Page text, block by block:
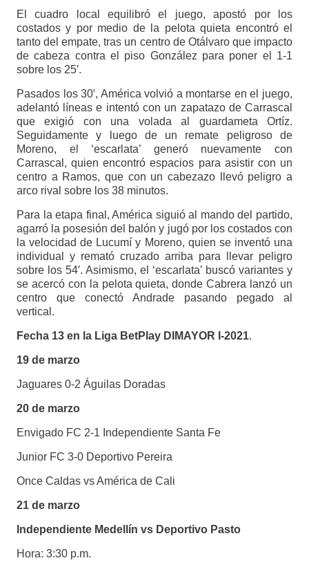
El cuadro local equilibró el juego, apostó por los
costados y por medio de la pelota quieta encontró el
tanto del empate, tras un centro de Otálvaro que impacto
de cabeza contra el piso González para poner el 1-1
sobre los 25′.
Pasados los 30′, América volvió a montarse en el juego,
adelantó líneas e intentó con un zapatazo de Carrascal
que exigió con una volada al guardameta Ortíz.
Seguidamente y luego de un remate peligroso de
Moreno, el ‘escarlata’ generó nuevamente con
Carrascal, quien encontró espacios para asistir con un
centro a Ramos, que con un cabezazo llevó peligro a
arco rival sobre los 38 minutos.
Para la etapa final, América siguió al mando del partido,
agarró la posesión del balón y jugó por los costados con
la velocidad de Lucumí y Moreno, quien se inventó una
individual y remató cruzado arriba para llevar peligro
sobre los 54′. Asimismo, el ‘escarlata’ buscó variantes y
se acercó con la pelota quieta, donde Cabrera lanzó un
centro que conectó Andrade pasando pegado al
vertical.
Fecha 13 en la Liga BetPlay DIMAYOR I-2021.
19 de marzo
Jaguares 0-2 Águilas Doradas
20 de marzo
Envigado FC 2-1 Independiente Santa Fe
Junior FC 3-0 Deportivo Pereira
Once Caldas vs América de Cali
21 de marzo
Independiente Medellín vs Deportivo Pasto
Hora: 3:30 p.m.